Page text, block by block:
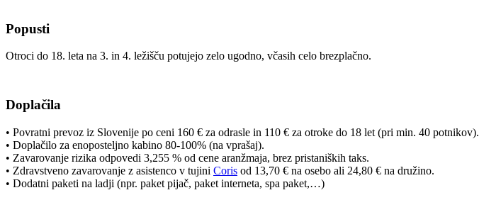
Popusti
Otroci do 18. leta na 3. in 4. ležišču potujejo zelo ugodno, včasih celo brezplačno.
Doplačila
• Povratni prevoz iz Slovenije po ceni 160 € za odrasle in 110 € za otroke do 18 let (pri min. 40 potnikov).
• Doplačilo za enoposteljno kabino 80-100% (na vprašaj).
• Zavarovanje rizika odpovedi 3,255 % od cene aranžmaja, brez pristaniških taks.
• Zdravstveno zavarovanje z asistenco v tujini Coris od 13,70 € na osebo ali 24,80 € na družino.
• Dodatni paketi na ladji (npr. paket pijač, paket interneta, spa paket,…)